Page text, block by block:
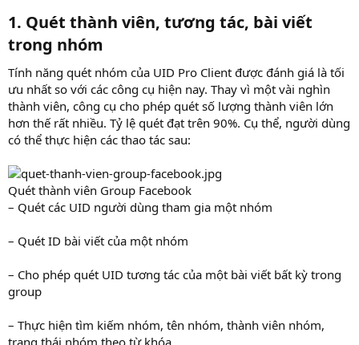
1. Quét thành viên, tương tác, bài viết
trong nhóm
Tính năng quét nhóm của UID Pro Client được đánh giá là tối
ưu nhất so với các công cụ hiện nay. Thay vì một vài nghìn
thành viên, công cụ cho phép quét số lượng thành viên lớn
hơn thế rất nhiều. Tỷ lệ quét đạt trên 90%. Cụ thể, người dùng
có thể thực hiện các thao tác sau:
Quét thành viên Group Facebook
– Quét các UID người dùng tham gia một nhóm
– Quét ID bài viết của một nhóm
– Cho phép quét UID tương tác của một bài viết bất kỳ trong
group
– Thực hiện tìm kiếm nhóm, tên nhóm, thành viên nhóm,
trạng thái nhóm theo từ khóa